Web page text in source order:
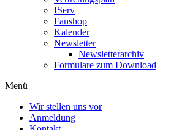
IServ
Fanshop
Kalender
Newsletter
Newsletterarchiv
Formulare zum Download
Menü
Wir stellen uns vor
Anmeldung